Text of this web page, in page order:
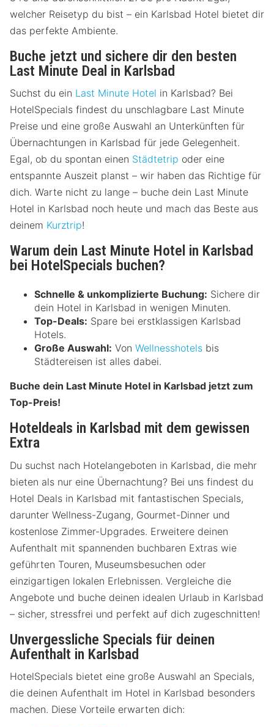
welcher Reisetyp du bist – ein Karlsbad Hotel bietet dir
das perfekte Ambiente.
Buche jetzt und sichere dir den besten
Last Minute Deal in Karlsbad
Suchst du ein Last Minute Hotel in Karlsbad? Bei
HotelSpecials findest du unschlagbare Last Minute
Preise und eine große Auswahl an Unterkünften für
Übernachtungen in Karlsbad für jede Gelegenheit.
Egal, ob du spontan einen Städtetrip oder eine
entspannte Auszeit planst – wir haben das Richtige für
dich. Warte nicht zu lange – buche dein Last Minute
Hotel in Karlsbad noch heute und mach das Beste aus
deinem Kurztrip!
Warum dein Last Minute Hotel in Karlsbad
bei HotelSpecials buchen?
Schnelle & unkomplizierte Buchung: Sichere dir
dein Hotel in Karlsbad in wenigen Minuten.
Top-Deals: Spare bei erstklassigen Karlsbad
Hotels.
Große Auswahl: Von Wellnesshotels bis
Städtereisen ist alles dabei.
Buche dein Last Minute Hotel in Karlsbad jetzt zum
Top-Preis!
Hoteldeals in Karlsbad mit dem gewissen
Extra
Du suchst nach Hotelangeboten in Karlsbad, die mehr
bieten als nur eine Übernachtung? Bei uns findest du
Hotel Deals in Karlsbad mit fantastischen Specials,
darunter Wellness-Zugang, Gourmet-Dinner und
kostenlose Zimmer-Upgrades. Erweitere deinen
Aufenthalt mit spannenden buchbaren Extras wie
geführten Touren, Museumsbesuchen oder
einzigartigen lokalen Erlebnissen. Vergleiche die
Angebote und buche deinen idealen Urlaub in Karlsbad
– sicher, stressfrei und perfekt auf dich zugeschnitten!
Unvergessliche Specials für deinen
Aufenthalt in Karlsbad
HotelSpecials bietet eine große Auswahl an Specials,
die deinen Aufenthalt im Hotel in Karlsbad besonders
machen. Diese Vorteile erwarten dich: